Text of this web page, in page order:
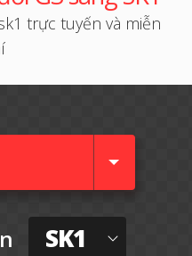
trực tuyến và miễn
SK1